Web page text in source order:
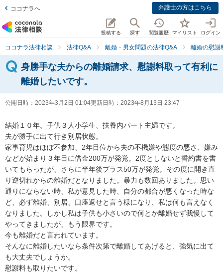
ココナラへ 弁護士の方はこちら
投稿する 探す 閲覧履歴 マイリスト ログイン
ココナラ法律相談 法律Q&A 離婚・男女問題の法律Q&A 離婚の慰謝
身勝手な夫からの離婚請求、慰謝料取って有利に
離婚したいです。
公開日時： 2023年3月2日 01:04更新日時： 2023年8月13日 23:47
結婚１０年。子供３人小学生、扶養内パート主婦です。
夫が勝手に出て行き別居状態。
家事育児はほぼ不参加、2年目位から夫の不機嫌や態度の悪さ、嫌み
などが始まり３年目に借金200万が発覚。2度としないと誓約書を書
いてもらったが、さらに半年後プラス50万が発覚。その度に開き直
り逆切れからの離婚だとなりました。暴力も数回ありました。思い
通りにならない時、私が意見した時、自分の都合が悪くなった時な
ど、必ず離婚、別居、口座返せと言う様になり、私は何も言えなく
なりました。しかし私は子供も小さいので何とか離婚せず我慢して
やってきましたが、もう限界です。
今も離婚だと言われています。
そんなに離婚したいなら条件次第で離婚してあげると、強気に出て
も大丈夫でしょうか。
慰謝料も取りたいです。